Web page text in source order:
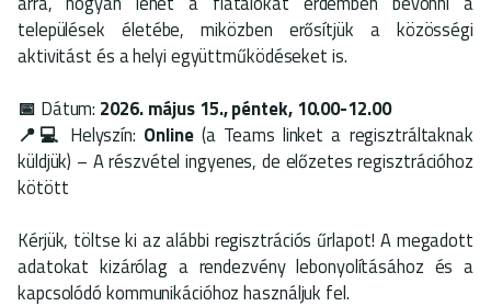
települések életébe, miközben erősítjük a közösségi
aktivitást és a helyi együttműködéseket is.
📅 Dátum: 2026. május 15., péntek, 10.00-12.00
📍💻 Helyszín: Online(a Teams linket a regisztráltaknak
küldjük) – A részvétel ingyenes, de előzetes regisztrációhoz
kötött
Kérjük, töltse ki az alábbi regisztrációs űrlapot! A megadott
adatokat kizárólag a rendezvény lebonyolításához és a
kapcsolódó kommunikációhoz használjuk fel.